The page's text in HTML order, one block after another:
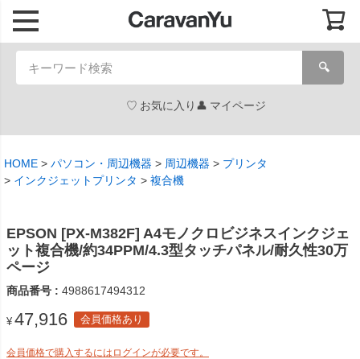
🔍
お気に入り マイページ
HOME パソコン・周辺機器 周辺機器
プリンタ
インクジェットプリンタ
複合機
EPSON [PX-M382F] A4モノクロビジネスインクジェ
ット複合機/約34PPM/4.3型タッチパネル/耐久性30万
ページ
商品番号 4988617494312
¥ 47,916 会員価格あり
会員価格で購入するにはログインが必要です。